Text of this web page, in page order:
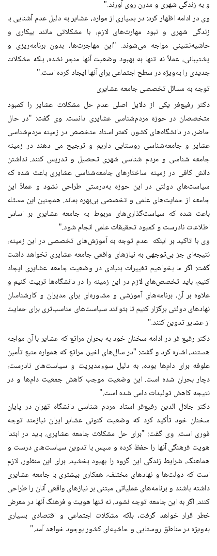
و به زندگی شهری و مدرن روی آورند."
وی در ادامه اظهار کرد: در بسیاری از موارد، عشایر به دلیل عدم آشنایی با
زندگی شهری و نبود مهارت‌های لازم، با مشکلاتی مانند بیکاری و
حاشیه‌نشینی مواجه می‌شوند. "این مهاجرت‌ها، بدون برنامه‌ریزی و
پشتیبانی، عملاً نه تنها به بهبود وضعیت آنها منجر نشده، بلکه مشکلات
جدیدی را به‌ویژه در سطح اجتماعی برای آنها ایجاد کرده است."
توجه به مسائل تخصصی جامعه عشایری
دکتر رفیع‌فر یکی از دلایل اصلی عدم حل مشکلات عشایر را کمبود
متخصصان در حوزه مردم‌شناسی عشایری دانست. وی گفت: "در حال
حاضر، در دانشگاه‌های کشور، کمتر استاد متخصص در زمینه مردم‌شناسی
عشایر و جامعه‌شناسی روستایی داریم و ترجیح می دهند در زمینه
جامعه شناسی و مردم شناسی شهری تحصیل و تدریس کنند. نداشتن
دانش کافی در زمینه ساختارهای جامعه‌شناسی عشایری باعث شده که
سیاست‌های دولتی در این حوزه به‌درستی طراحی نشود و عملاً این
جامعه از حمایت‌های علمی و تخصصی بی‌بهره بماند. همچنین این مسئله
باعث شده که سیاست‌گذاری‌های مربوط به جامعه عشایری بر اساس
اطلاعات نادرست و کمبود تحقیقات علمی انجام شود."
وی با تاکید بر اینکه عدم توجه به آموزش‌های تخصصی در این زمینه،
نتیجه‌ای جز بی‌توجهی به نیازهای واقعی جامعه عشایری نخواهد داشت
گفت: اگر ما بخواهیم تغییرات بنیادی در وضعیت جامعه عشایری ایجاد
کنیم، باید تخصص‌های لازم در این زمینه را در دانشگاه‌ها تربیت کنیم و
علاوه بر آن، برنامه‌های آموزشی و مشاوره‌ای برای مدیران و کارشناسان
نهادهای دولتی برگزار کنیم تا بتوانند سیاست‌های مناسب‌تری برای حمایت
از عشایر تدوین کنند."
دکتر رفیع فر در ادامه سخنان خود به بحران مراتع که عشایر با آن مواجه
هستند، اشاره کرد و گفت: "در سال‌های اخیر، مراتع که همواره منبع تأمین
علوفه برای دام‌ها بوده، به دلیل سوءمدیریت و سیاست‌های نادرست،
دچار بحران شده است. این وضعیت موجب کاهش جمعیت دام‌ها و در
نتیجه کاهش تولیدات دامی شده است."
دکتر جلال الدین رفیع‌فر استاد مردم شناسی دانشگاه تهران در پایان
سخنان خود تأکید کرد که وضعیت کنونی عشایر ایران نیازمند توجه
فوری است. وی گفت: "برای حل مشکلات جامعه عشایری، باید در ابتدا
هویت فرهنگی آنها را حفظ کرده و سپس با تدوین سیاست‌های درست و
هماهنگ، شرایط زندگی این گروه را بهبود بخشید. برای این منظور، لازم
است که دولت‌ها و نهادهای مختلف، همکاری بیشتری با جامعه عشایری
داشته باشند و برنامه‌های عملیاتی مبتنی بر نیازهای واقعی آنان را طراحی
کنند. اگر به این جامعه توجه نشود، نه تنها هویت و فرهنگ آنها در معرض
خطر قرار خواهد گرفت، بلکه مشکلات اجتماعی و اقتصادی بسیاری
به‌ویژه در مناطق روستایی و حاشیه‌ای کشور بوجود خواهد آمد."